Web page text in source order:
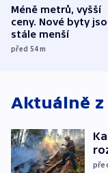
Méně metrů, vyšší
ceny. Nové byty
stále menší
před 54m
Aktuálně